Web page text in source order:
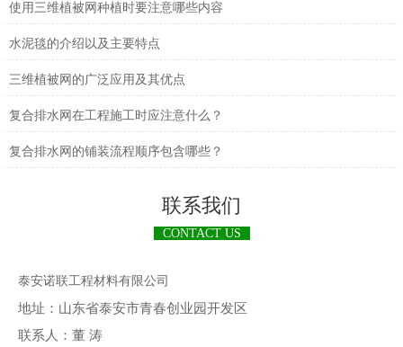
使用三维植被网种植时要注意哪些内容
水泥毯的介绍以及主要特点
三维植被网的广泛应用及其优点
复合排水网在工程施工时应注意什么？
复合排水网的铺装流程顺序包含哪些？
联系我们
CONTACT US
泰安诺联工程材料有限公司
地址：山东省泰安市青春创业园开发区
联系人：董 涛